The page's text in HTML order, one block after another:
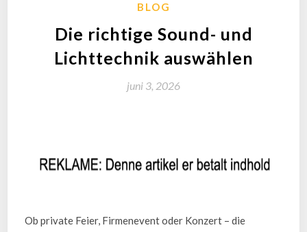
BLOG
Die richtige Sound- und
Lichttechnik auswählen
juni 3, 2026
Ob private Feier, Firmenevent oder Konzert – die